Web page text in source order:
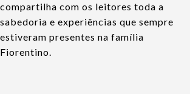
compartilha com os leitores toda a
sabedoria e experiências que sempre
estiveram presentes na família
Fiorentino.